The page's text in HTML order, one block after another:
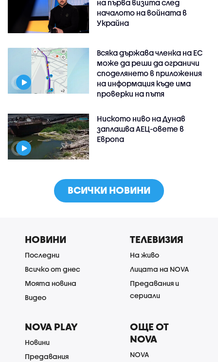
на първа визита след
началото на войната в
Украйна
Всяка държава членка на ЕС
може да реши да ограничи
споделянето в приложения
на информация къде има
проверки на пътя
Ниското ниво на Дунав
заплашва АЕЦ-овете в
Европа
ВСИЧКИ НОВИНИ
НОВИНИ
Последни
Всичко от днес
Моята новина
Видео
ТЕЛЕВИЗИЯ
На живо
Лицата на NOVA
Предавания и
сериали
NOVA PLAY
Новини
Предавания
ОЩЕ ОТ
NOVA
NOVA